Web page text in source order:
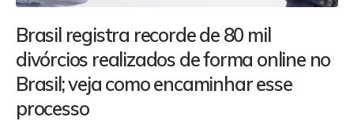
Brasil registra recorde de 80 mil
divórcios realizados de forma online no
Brasil; veja como encaminhar esse
processo